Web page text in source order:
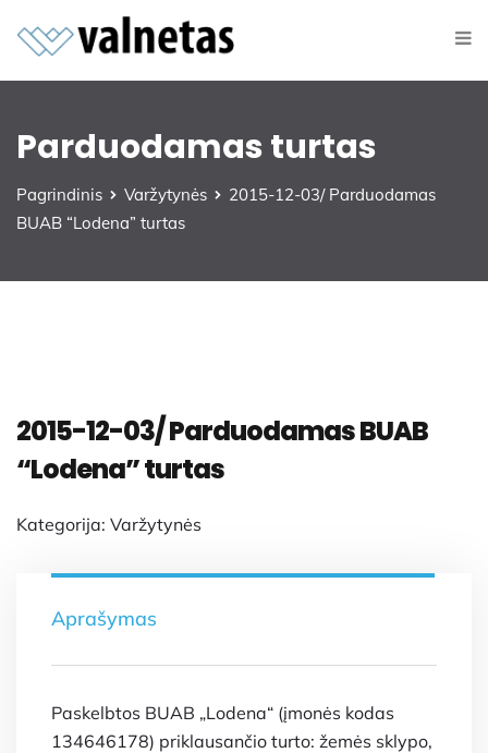
Parduodamas turtas
Pagrindinis Varžytynės
2015-12-03/ Parduodamas
BUAB “Lodena” turtas
2015-12-03/ Parduodamas BUAB
“Lodena” turtas
Kategorija: Varžytynės
Aprašymas
Paskelbtos BUAB „Lodena“ (įmonės kodas
134646178) priklausančio turto: žemės sklypo,